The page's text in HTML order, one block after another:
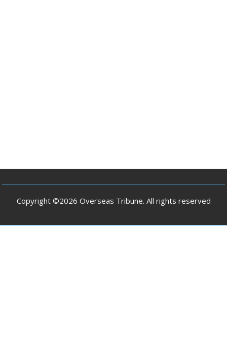
Copyright ©2026 Overseas Tribune. All rights reserved